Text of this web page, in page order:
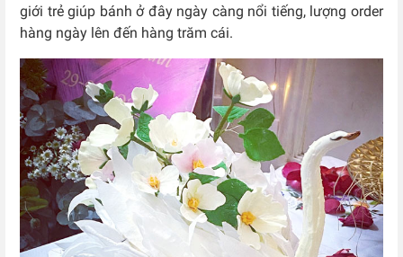
giới trẻ giúp bánh ở đây ngày càng nổi tiếng, lượng order
hàng ngày lên đến hàng trăm cái.